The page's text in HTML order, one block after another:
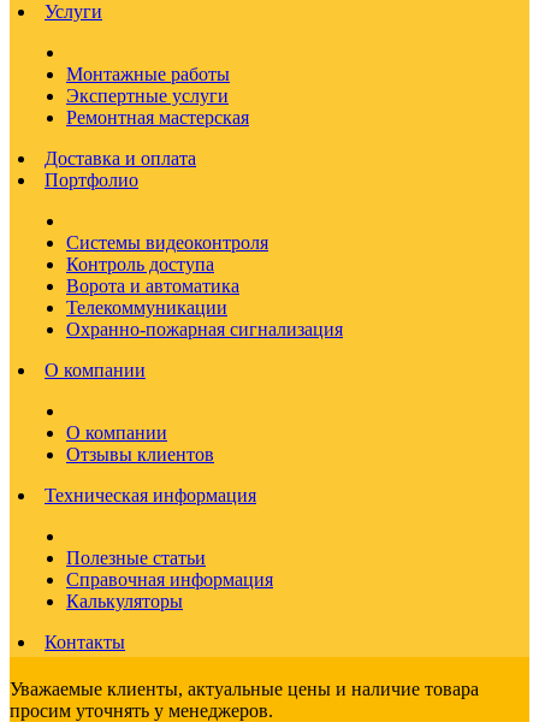
Услуги
Монтажные работы
Экспертные услуги
Ремонтная мастерская
Доставка и оплата
Портфолио
Системы видеоконтроля
Контроль доступа
Ворота и автоматика
Телекоммуникации
Охранно-пожарная сигнализация
О компании
О компании
Отзывы клиентов
Техническая информация
Полезные статьи
Справочная информация
Калькуляторы
Контакты
Уважаемые клиенты, актуальные цены и наличие товара
просим уточнять у менеджеров.